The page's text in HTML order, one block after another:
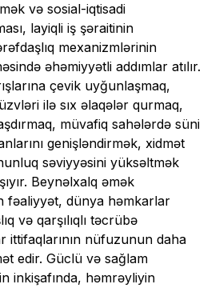
və sosial-iqtisadi
layiqli iş şəraitinin
mexanizmlərinin
əhəmiyyətli addımlar atılır.
çevik uyğunlaşmaq,
ilə sıx əlaqələr qurmaq,
müvafiq sahələrdə süni
genişləndirmək, xidmət
səviyyəsini yüksəltmək
Beynəlxalq əmək
fəaliyyət, dünya həmkarlar
və qarşılıqlı təcrübə
ittifaqlarının nüfuzunun daha
edir. Güclü və sağlam
inkişafında, həmrəyliyin